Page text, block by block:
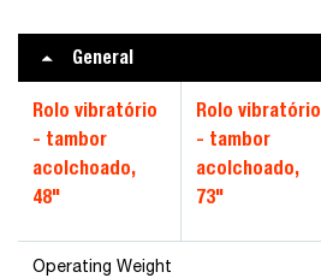
General
Rolo vibratório
- tambor
acolchoado,
48"
Rolo vibratório
- tambor
acolchoado,
73"
Operating Weight